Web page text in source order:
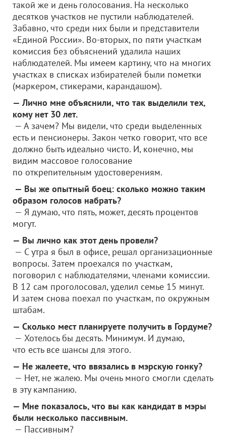
такой же и день голосования. На несколько
десятков участков не пустили наблюдателей.
Забавно, что среди них были и представители
«Единой России». Во-вторых, по пяти участкам
комиссия без объяснений удалила наших
наблюдателей. Мы имеем картину, что на многих
участках в списках избирателей были пометки
(маркером, стикерами, карандашом).
— Лично мне объяснили, что так выделили тех,
кому нет 30 лет.
— А зачем? Мы видели, что среди выделенных
есть и пенсионеры. Закон четко говорит, что все
должно быть идеально чисто. И, конечно, мы
видим массовое голосование
по открепительным удостоверениям.
— Вы же опытный боец: сколько можно таким
образом голосов набрать?
— Я думаю, что пять, может, десять процентов
могут.
— Вы лично как этот день провели?
— С утра я был в офисе, решал организационные
вопросы. Затем проехался по участкам,
поговорил с наблюдателями, членами комиссии.
В 12 сам проголосовал, уделил семье 15 минут.
И затем снова поехал по участкам, по окружным
штабам.
— Сколько мест планируете получить в Гордуме?
— Хотелось бы десять. Минимум. И думаю,
что есть все шансы для этого.
— Не жалеете, что ввязались в мэрскую гонку?
— Нет, не жалею. Мы очень много смогли сделать
в эту кампанию.
— Мне показалось, что вы как кандидат в мэры
были несколько пассивным.
— Пассивным?